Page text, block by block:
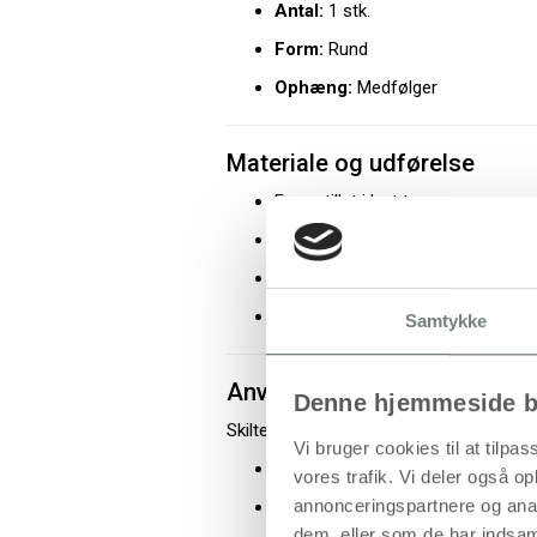
Samtykke
Denne hjemmeside
Vi bruger cookies til at
vores trafik. Vi deler også
annonceringspartnere og
Antal: 1 stk.
Form: Rund
Ophæng: Medfølger
Materiale og udførelse
Fremstillet i lyst træ
Rund udformning
Ophæng monteret
Anvendelse
Skiltet kan anvendes til:
Markering af mobiltelefonforbud
Ophæng på døre og vægge